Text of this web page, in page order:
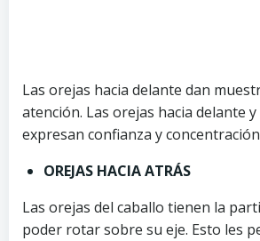
Las orejas hacia delante dan
atención. Las orejas hacia delante
expresan confianza y
OREJAS HACIA ATRÁS
Las orejas del caballo tienen la
poder rotar sobre su eje. Esto les